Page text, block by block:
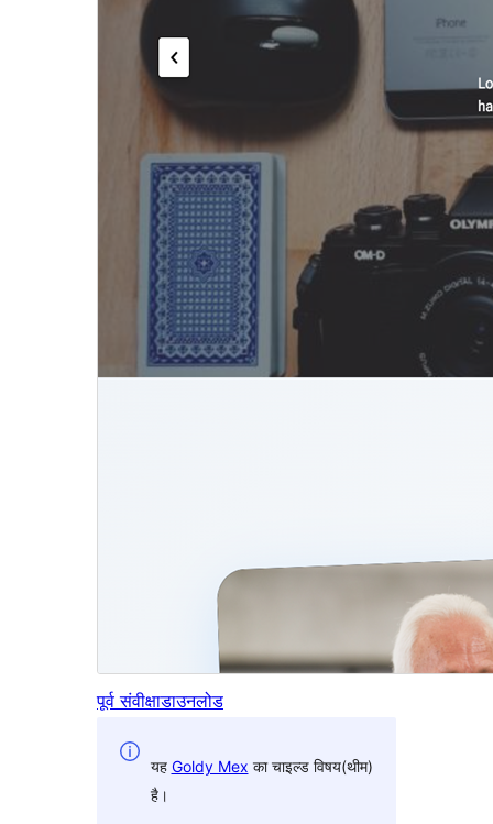
पूर्व संवीक्षाडाउनलोड
यह Goldy Mex का चाइल्ड विषय(थीम)
है।